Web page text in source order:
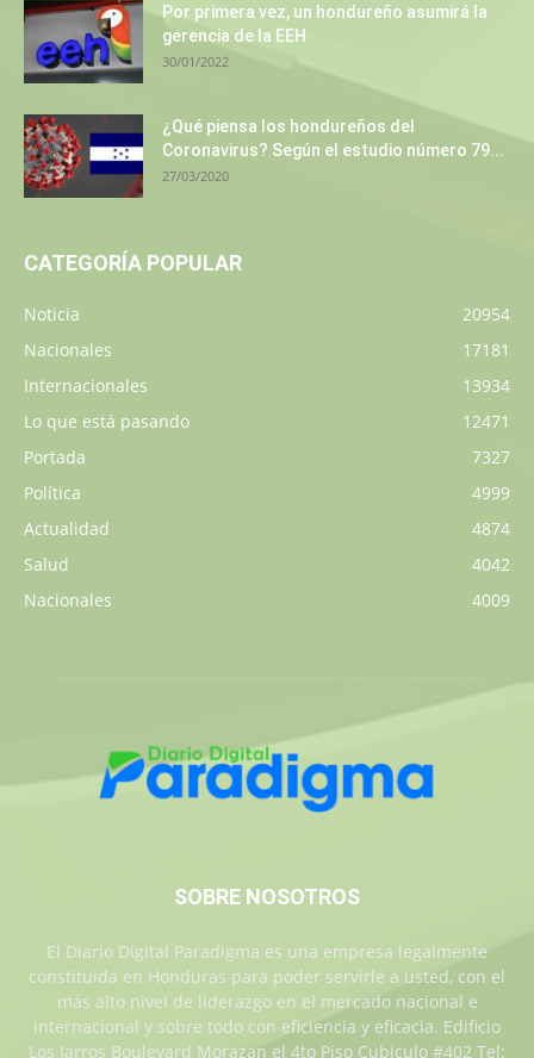
Por primera vez, un hondureño asumirá la
gerencia de la EEH
30/01/2022
¿Qué piensa los hondureños del
Coronavirus? Según el estudio número 79...
27/03/2020
CATEGORÍA POPULAR
Noticia
20954
Nacionales
17181
Internacionales
13934
Lo que está pasando
12471
Portada
7327
Política
4999
Actualidad
4874
Salud
4042
Nacionales
4009
SOBRE NOSOTROS
El Diario Digital Paradigma es una empresa legalmente
constituida en Honduras para poder servirle a usted, con el
más alto nivel de liderazgo en el mercado nacional e
internacional y sobre todo con eficiencia y eficacia. Edificio
Los Jarros Boulevard Morazan el 4to Piso Cubiculo #402 Tel: